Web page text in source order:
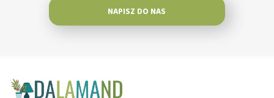
NAPISZ DO NAS